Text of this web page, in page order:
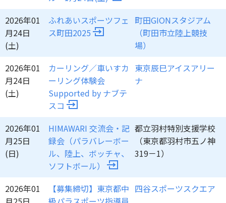
2026年01
月24日
(土)
ふれあいスポーツフェ
ス町田2025
町田GIONスタジアム
（町田市立陸上競技
場）
2026年01
月24日
(土)
カーリング／車いすカ
ーリング体験会
Supported by ナブテ
スコ
東京辰巳アイスアリー
ナ
2026年01
月25日
(日)
HIMAWARI 交流会・記
録会（パラバレーボー
ル、陸上、ボッチャ、
ソフトボール）
都立羽村特別支援学校
（東京都羽村市五ノ神
319－1）
2026年01
【募集締切】東京都中 四谷スポーツスクエア